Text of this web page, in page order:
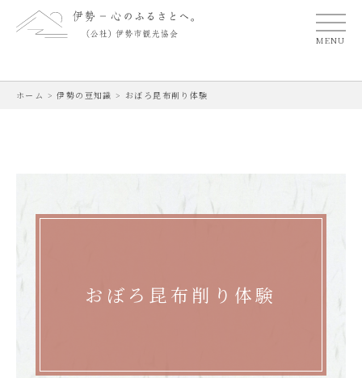
MENU
ホーム >伊勢の豆知識 >おぼろ昆布削り体験
おぼろ昆布削り体験